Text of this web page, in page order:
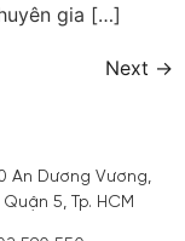
gia […]
Next →
An Dương Vương,
5, Tp. HCM